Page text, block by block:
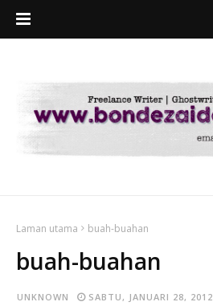
Laman utama buah-buahan
buah-buahan
UNKNOWN SABTU, JANUARI 28, 2012